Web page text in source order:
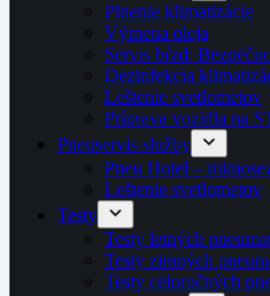
Plnenie klimatizácie
Výmena oleja
Servis bŕzd:
Dezinfekcia
Leštenie svetlometov
Príprava vozidla na
Pneuservis služby
Pneu Hotel –
Leštenie svetlometov
Testy
Testy letných
Testy zimných
Testy celoročných